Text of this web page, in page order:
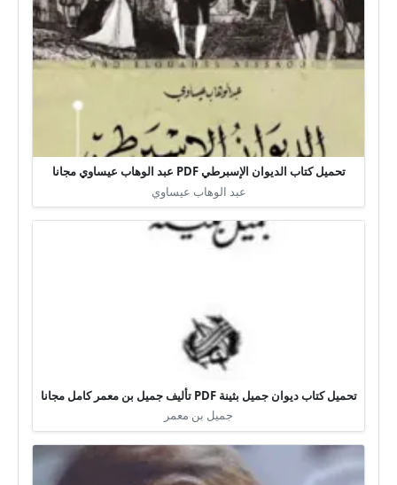
تحميل كتاب الديوان الإسبرطي PDF عبد الوهاب عيساوي مجانا
عبد الوهاب عيساوي
تحميل كتاب ديوان جميل بثينة PDF تأليف جميل بن معمر كامل مجانا
جميل بن معمر